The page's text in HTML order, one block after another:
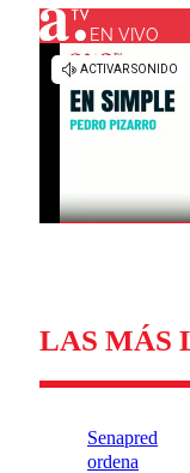
Universidad de
Sustentabilidad
EN VIVO
LAS MÁS
Senapred
ordena